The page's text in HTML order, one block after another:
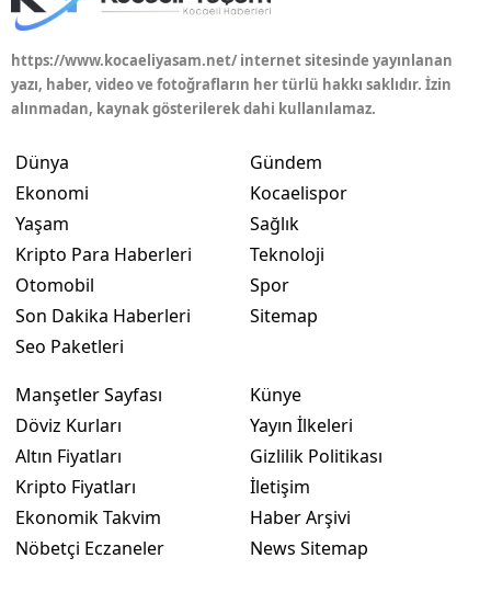
https://www.kocaeliyasam.net/ internet sitesinde yayınlanan
yazı, haber, video ve fotoğrafların her türlü hakkı saklıdır. İzin
alınmadan, kaynak gösterilerek dahi kullanılamaz.
Dünya
Ekonomi
Yaşam
Kripto Para Haberleri
Otomobil
Son Dakika Haberleri
Seo Paketleri
Gündem
Kocaelispor
Sağlık
Teknoloji
Spor
Sitemap
Manşetler Sayfası
Döviz Kurları
Altın Fiyatları
Kripto Fiyatları
Ekonomik Takvim
Nöbetçi Eczaneler
Künye
Yayın İlkeleri
Gizlilik Politikası
İletişim
Haber Arşivi
News Sitemap